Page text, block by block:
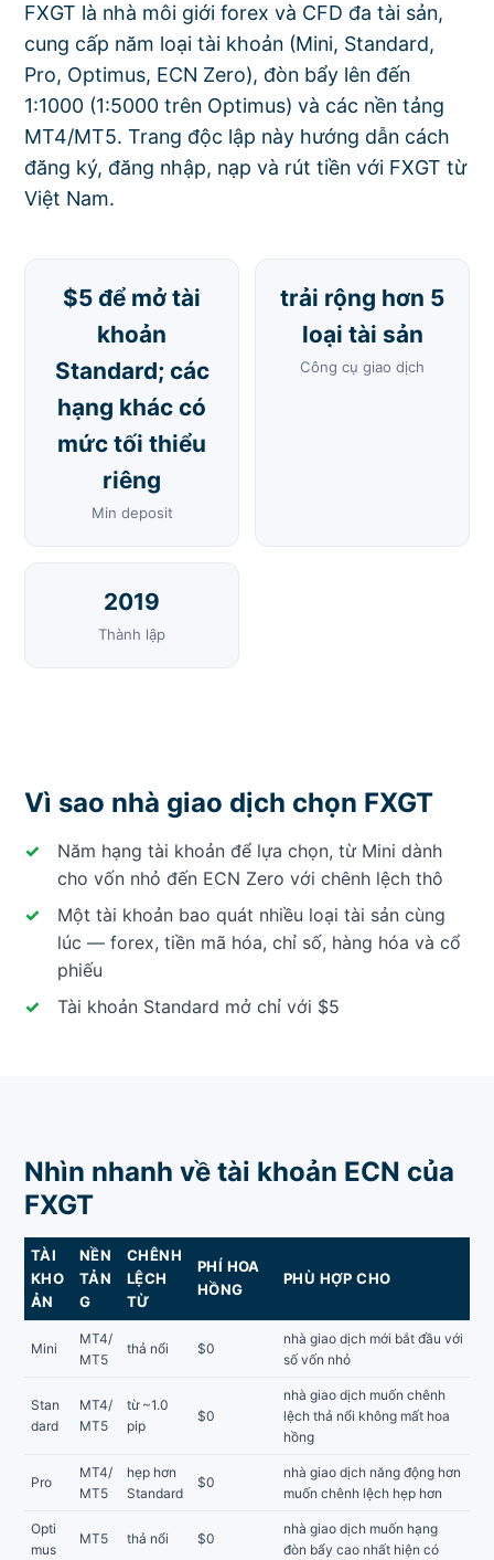
FXGT là nhà môi giới forex và CFD đa tài sản,
cung cấp năm loại tài khoản (Mini, Standard,
Pro, Optimus, ECN Zero), đòn bẩy lên đến
1:1000 (1:5000 trên Optimus) và các nền tảng
MT4/MT5. Trang độc lập này hướng dẫn cách
đăng ký, đăng nhập, nạp và rút tiền với FXGT từ
Việt Nam.
$5 để mở tài
khoản
Standard; các
hạng khác có
mức tối thiểu
riêng
Min deposit
trải rộng hơn 5
loại tài sản
Công cụ giao dịch
2019
Thành lập
Vì sao nhà giao dịch chọn FXGT
Năm hạng tài khoản để lựa chọn, từ Mini dành
cho vốn nhỏ đến ECN Zero với chênh lệch thô
Một tài khoản bao quát nhiều loại tài sản cùng
lúc — forex, tiền mã hóa, chỉ số, hàng hóa và cổ
phiếu
Tài khoản Standard mở chỉ với $5
Nhìn nhanh về tài khoản ECN của
FXGT
TÀI
KHO
ẢN
NỀN
TẢN
G
CHÊNH
LỆCH
TỪ
PHÍ HOA
HỒNG
PHÙ HỢP CHO
Mini
MT4/
MT5
thả nổi $0
nhà giao dịch mới bắt đầu với
số vốn nhỏ
Stan
dard
MT4/
MT5
từ ~1.0
pip
$0
nhà giao dịch muốn chênh
lệch thả nổi không mất hoa
hồng
Pro
MT4/
MT5
hẹp hơn
Standard
$0
nhà giao dịch năng động hơn
muốn chênh lệch hẹp hơn
Opti
mus
MT5 thả nổi $0
nhà giao dịch muốn hạng
đòn bẩy cao nhất hiện có